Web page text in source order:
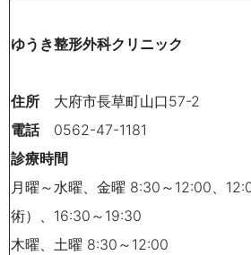
ゆうき整形外科クリニック
住所 大府市長草町山口57-2
電話0562-47-1181
診療時間
月曜～水曜、金曜 8:30～12:00、
術）、16:30～19:30
木曜、土曜 8:30～12:00